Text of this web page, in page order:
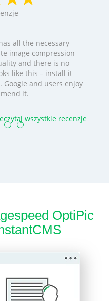
all the necessary
image compression
and there is no
like this – install it
and users enjoy
it.
wszystkie recenzje
OptiPic